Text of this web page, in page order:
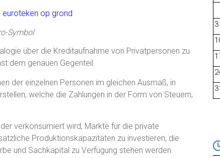
Symbol
über die Kreditaufnahme von Privatpersonen zu
dem genauen Gegenteil.
der einzelnen Personen im gleichen Ausmaß, in
welche die Zahlungen in der Form von Steuern,
verkonsumiert wird, Märkte für die private
Produktionskapazitäten zu investieren, die
und Sachkapital zu Verfügung stehen werden.
3